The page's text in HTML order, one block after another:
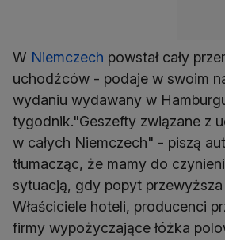
W Niemczech powstał cały
uchodźców - podaje w swoim
wydaniu wydawany w
tygodnik."Geszefty związane z
w całych Niemczech" - piszą
tłumacząc, że mamy do
sytuacją, gdy popyt
Właściciele hoteli, producenci
firmy wypożyczające łóżka